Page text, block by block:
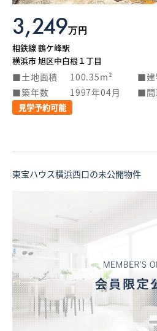
3,249万円
相鉄線 鶴ケ峰駅
横浜市 旭区中白根１丁目
土地面積 100.35m²
築年数
1997年04月
見学予約可能
東宝ハウス横浜西口の未公開物件